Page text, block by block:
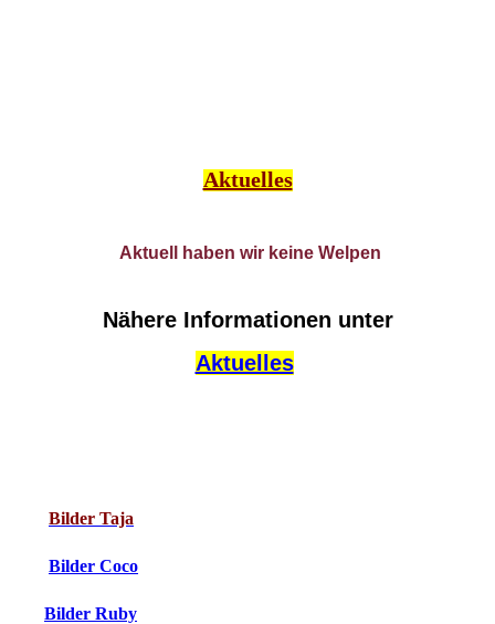
Aktuelles
Aktuell haben wir keine Welpen
Nähere Informationen unter
Aktuelles
Bilder Taja
Bilder Coco
Bilder Ruby